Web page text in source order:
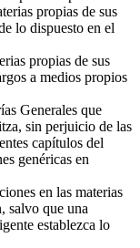
propias de sus
lo dispuesto en el
propias de sus
a medios propios
Generales que
sin perjuicio de las
capítulos del
genéricas en
en las materias
salvo que una
establezca lo